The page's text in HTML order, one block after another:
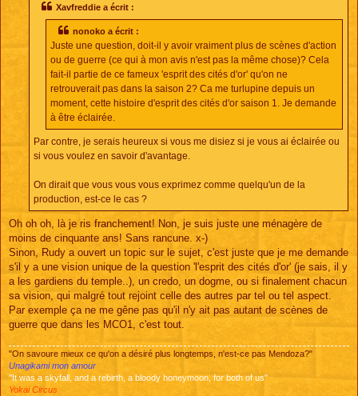
Xavfreddie a écrit :
nonoko a écrit :
Juste une question, doit-il y avoir vraiment plus de scènes d'action
ou de guerre (ce qui à mon avis n'est pas la même chose)? Cela
fait-il partie de ce fameux 'esprit des cités d'or' qu'on ne
retrouverait pas dans la saison 2? Ca me turlupine depuis un
moment, cette histoire d'esprit des cités d'or saison 1. Je demande
à être éclairée.
Par contre, je serais heureux si vous me disiez si je vous ai éclairée ou
si vous voulez en savoir d'avantage.
On dirait que vous vous vous exprimez comme quelqu'un de la
production, est-ce le cas ?
Oh oh oh, là je ris franchement! Non, je suis juste une ménagère de
moins de cinquante ans! Sans rancune. x-)
Sinon, Rudy a ouvert un topic sur le sujet, c'est juste que je me demande
s'il y a une vision unique de la question 'l'esprit des cités d'or' (je sais, il y
a les gardiens du temple..), un credo, un dogme, ou si finalement chacun
sa vision, qui malgré tout rejoint celle des autres par tel ou tel aspect.
Par exemple ça ne me gêne pas qu'il n'y ait pas autant de scènes de
guerre que dans les MCO1, c'est tout.
"On savoure mieux ce qu'on a désiré plus longtemps, n'est-ce pas Mendoza?"
Unagikami mon amour
"It was a skyfall, and a rebirth, a bloody honeymoon, for both of us"
Yokai Circus